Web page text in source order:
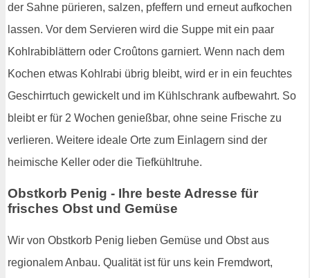
der Sahne pürieren, salzen, pfeffern und erneut aufkochen
lassen. Vor dem Servieren wird die Suppe mit ein paar
Kohlrabiblättern oder Croûtons garniert. Wenn nach dem
Kochen etwas Kohlrabi übrig bleibt, wird er in ein feuchtes
Geschirrtuch gewickelt und im Kühlschrank aufbewahrt. So
bleibt er für 2 Wochen genießbar, ohne seine Frische zu
verlieren. Weitere ideale Orte zum Einlagern sind der
heimische Keller oder die Tiefkühltruhe.
Obstkorb Penig - Ihre beste Adresse für
frisches Obst und Gemüse
Wir von Obstkorb Penig lieben Gemüse und Obst aus
regionalem Anbau. Qualität ist für uns kein Fremdwort,